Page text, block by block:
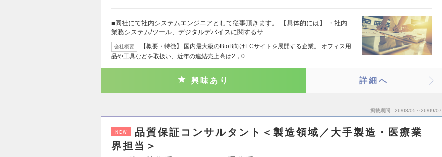
■同社にて社内システムエンジニアとして従事頂きます。 【具体的には】 ・社内
業務システム/ツール、デジタルデバイスに関するサ…
会社概要
【概要・特徴】 国内最大級のBtoB向けECサイトを展開する企業。 オフィス用
品や工具などを取扱い、近年の連結売上高は2，0…
興味あり 詳細へ
掲載期間 26/08/05～26/09/07
NEW
品質保証コンサルタント＜製造領域／大手製造・医療業
界担当＞